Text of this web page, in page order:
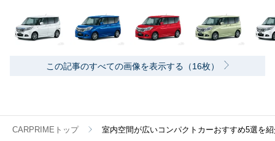
この記事のすべての画像を表示する（16枚）
CARPRIMEトップ 室内空間が広いコンパクトカーおすすめ5選を